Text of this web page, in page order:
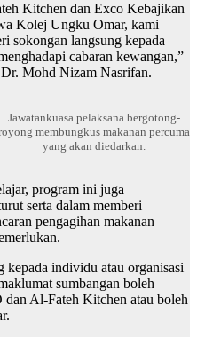
Kitchen dan Exco Kebajikan
Kolej Ungku Omar, kami
sokongan langsung kepada
cabaran kewangan,”
Mohd Nizam Nasrifan.
Jawatankuasa pelaksana bergotong-
membungkus makanan percuma
yang akan diedarkan.
program ini juga
serta dalam memberi
pengagihan makanan
kepada individu atau organisasi
sumbangan boleh
Al-Fateh Kitchen atau boleh